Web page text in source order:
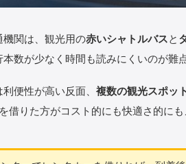
機関は、観光用の赤いシャトルバスと
数が少なく時間も読みにくいのが難点
便性が高い反面、 複数の観光スポッ
借りた方がコスト的にも快適さ的にも